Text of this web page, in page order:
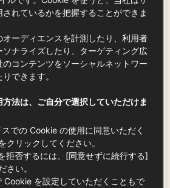
リンゴ
れているかを把握することができま
ーディエンスを計測したり、利用者
ナライズしたり、ターゲティング広
コンテンツをソーシャルネットワー
できます。
法は、ご自分で選択していただけま
での Cookie の使用に同意いただく
クリックしてください。
拒否するには、[同意せずに続行する]
さい。
Cookie を設定していただくこともで